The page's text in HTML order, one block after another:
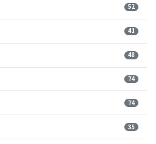
52
41
48
74
74
35